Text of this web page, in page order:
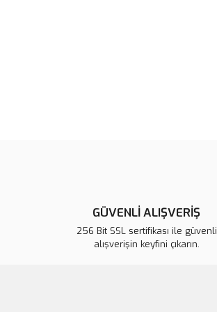
GÜVENLİ ALIŞVERİŞ
256 Bit SSL sertifikası ile güvenli
alışverişin keyfini çıkarın.